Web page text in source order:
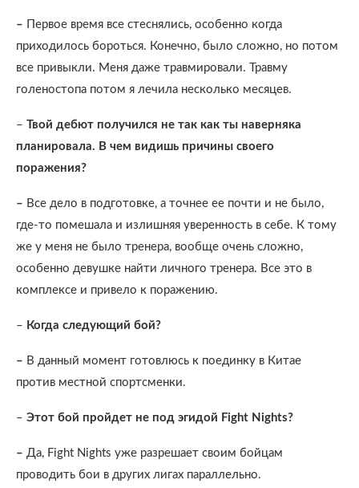
– Первое время все стеснялись, особенно когда
приходилось бороться. Конечно, было сложно, но потом
все привыкли. Меня даже травмировали. Травму
голеностопа потом я лечила несколько месяцев.
– Твой дебют получился не так как ты наверняка
планировала. В чем видишь причины своего
поражения?
– Все дело в подготовке, а точнее ее почти и не было,
где-то помешала и излишняя уверенность в себе. К тому
же у меня не было тренера, вообще очень сложно,
особенно девушке найти личного тренера. Все это в
комплексе и привело к поражению.
– Когда следующий бой?
– В данный момент готовлюсь к поединку в Китае
против местной спортсменки.
– Этот бой пройдет не под эгидой Fight Nights?
– Да, Fight Nights уже разрешает своим бойцам
проводить бои в других лигах параллельно.